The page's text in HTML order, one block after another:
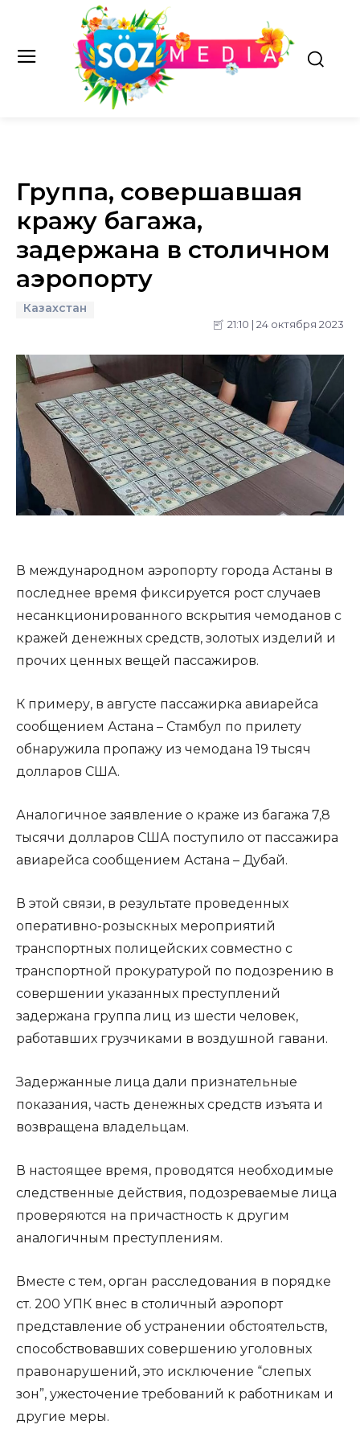
Группа, совершавшая
кражу багажа,
задержана в столичном
аэропорту
Казахстан
21:10 | 24 октября 2023
В международном аэропорту города Астаны в
последнее время фиксируется рост случаев
несанкционированного вскрытия чемоданов с
кражей денежных средств, золотых изделий и
прочих ценных вещей пассажиров.
К примеру, в августе пассажирка авиарейса
сообщением Астана – Стамбул по прилету
обнаружила пропажу из чемодана 19 тысяч
долларов США.
Аналогичное заявление о краже из багажа 7,8
тысячи долларов США поступило от пассажира
авиарейса сообщением Астана – Дубай.
В этой связи, в результате проведенных
оперативно-розыскных мероприятий
транспортных полицейских совместно с
транспортной прокуратурой по подозрению в
совершении указанных преступлений
задержана группа лиц из шести человек,
работавших грузчиками в воздушной гавани.
Задержанные лица дали признательные
показания, часть денежных средств изъята и
возвращена владельцам.
В настоящее время, проводятся необходимые
следственные действия, подозреваемые лица
проверяются на причастность к другим
аналогичным преступлениям.
Вместе с тем, орган расследования в порядке
ст. 200 УПК внес в столичный аэропорт
представление об устранении обстоятельств,
способствовавших совершению уголовных
правонарушений, это исключение “слепых
зон”, ужесточение требований к работникам и
другие меры.